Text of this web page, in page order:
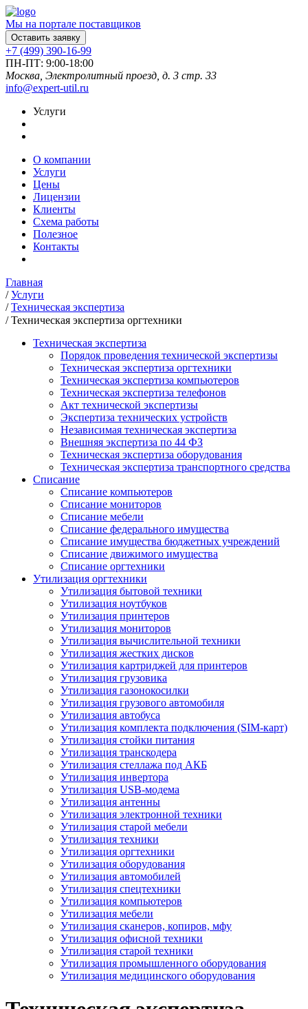
Мы на портале поставщиков
Оставить заявку
+7 (499) 390-16-99
ПН-ПТ: 9:00-18:00
Москва, Электролитный проезд, д. 3 стр. 33
info@expert-util.ru
Услуги
О компании
Услуги
Цены
Лицензии
Клиенты
Схема работы
Полезное
Контакты
Главная
/Услуги
/Техническая экспертиза
/Техническая экспертиза оргтехники
Техническая экспертиза
Порядок проведения технической экспертизы
Техническая экспертиза оргтехники
Техническая экспертиза компьютеров
Техническая экспертиза телефонов
Акт технической экспертизы
Экспертиза технических устройств
Независимая техническая экспертиза
Внешняя экспертиза по 44 ФЗ
Техническая экспертиза оборудования
Техническая экспертиза транспортного средства
Списание
Списание компьютеров
Списание мониторов
Cписание мебели
Списание федерального имущества
Списание имущества бюджетных учреждений
Списание движимого имущества
Списание оргтехники
Утилизация оргтехники
Утилизация бытовой техники
Утилизация ноутбуков
Утилизация принтеров
Утилизация мониторов
Утилизация вычислительной техники
Утилизация жестких дисков
Утилизация картриджей для принтеров
Утилизация грузовика
Утилизация газонокосилки
Утилизация грузового автомобиля
Утилизация автобуса
Утилизация комплекта подключения (SIM-карт)
Утилизация стойки питания
Утилизация транскодера
Утилизация стеллажа под АКБ
Утилизация инвертора
Утилизация USB-модема
Утилизация антенны
Утилизация электронной техники
Утилизация старой мебели
Утилизация техники
Утилизация оргтехники
Утилизация оборудования
Утилизация автомобилей
Утилизация спецтехники
Утилизация компьютеров
Утилизация мебели
Утилизация сканеров, копиров, мфу
Утилизация офисной техники
Утилизация старой техники
Утилизация промышленного оборудования
Утилизация медицинского оборудования